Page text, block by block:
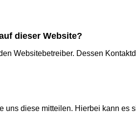
dieser Website?
Websitebetreiber. Dessen
uns diese mitteilen. Hierbei kann